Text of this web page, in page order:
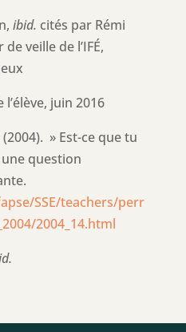
ibid. cités par Rémi
veille de l’IFÉ,
juin 2016
» Est-ce que tu
question
SSE/teachers/perr
2004_14.html